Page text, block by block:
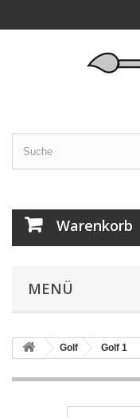
Warenkorb
MENÜ
Golf Golf 1